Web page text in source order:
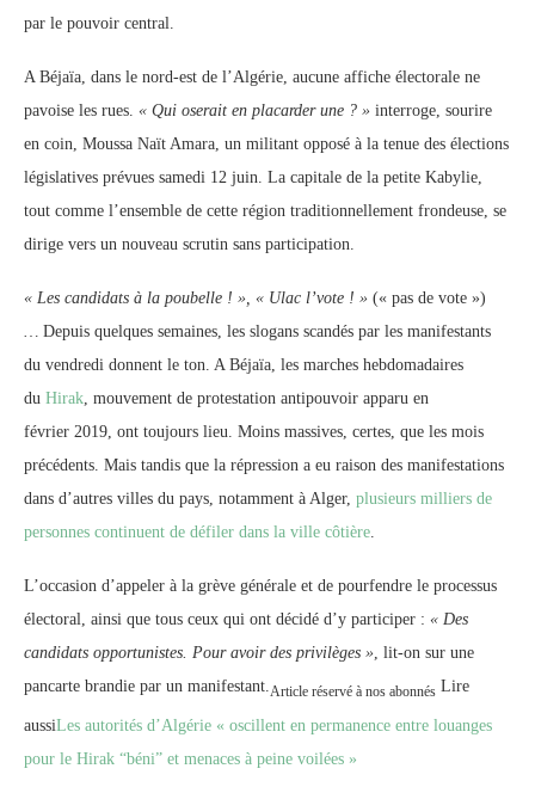
par le pouvoir central.
A Béjaïa, dans le nord-est de l’Algérie, aucune affiche électorale ne
pavoise les rues. « Qui oserait en placarder une ? » interroge, sourire
en coin, Moussa Naït Amara, un militant opposé à la tenue des élections
législatives prévues samedi 12 juin. La capitale de la petite Kabylie,
tout comme l’ensemble de cette région traditionnellement frondeuse, se
dirige vers un nouveau scrutin sans participation.
« Les candidats à la poubelle ! », « Ulac l’vote ! » (« pas de vote »)
… Depuis quelques semaines, les slogans scandés par les manifestants
du vendredi donnent le ton. A Béjaïa, les marches hebdomadaires
du Hirak, mouvement de protestation antipouvoir apparu en
février 2019, ont toujours lieu. Moins massives, certes, que les mois
précédents. Mais tandis que la répression a eu raison des manifestations
dans d’autres villes du pays, notamment à Alger, plusieurs milliers de
personnes continuent de défiler dans la ville côtière.
L’occasion d’appeler à la grève générale et de pourfendre le processus
électoral, ainsi que tous ceux qui ont décidé d’y participer : « Des
candidats opportunistes. Pour avoir des privilèges », lit-on sur une
pancarte brandie par un manifestant.Article réservé à nos abonnés Lire
aussiLes autorités d’Algérie « oscillent en permanence entre louanges
pour le Hirak “béni” et menaces à peine voilées »